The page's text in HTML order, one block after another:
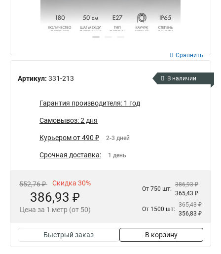
Артикул: 331-213
Сравнить
В наличии
Гарантия производителя: 1 год
Самовывоз: 2 дня
Курьером от 490 ₽ 2-3 дней
Срочная доставка: 1 день
552,76 ₽ Скидка 30%
386,93 ₽
Цена за 1 метр (от 50)
От 750 шт:
386,93 ₽
365,43 ₽
От 1500 шт:
365,43 ₽
356,83 ₽
Быстрый заказ В корзину